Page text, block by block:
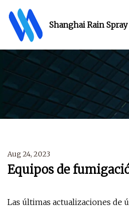
Shanghai Rain
Aug 24, 2023
Equipos de
Las últimas actualizaciones de